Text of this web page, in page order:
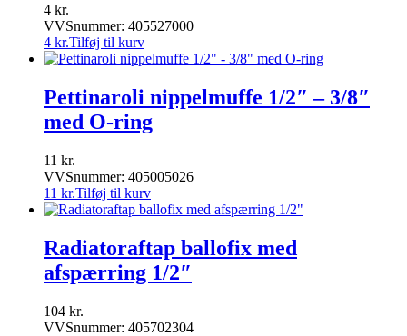
4 kr.
VVSnummer: 405527000
4 kr.Tilføj til kurv
Pettinaroli nippelmuffe 1/2″ – 3/8″
med O-ring
11 kr.
VVSnummer: 405005026
11 kr.Tilføj til kurv
Radiatoraftap ballofix med
afspærring 1/2″
104 kr.
VVSnummer: 405702304